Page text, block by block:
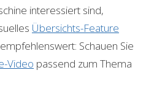
interessiert sind,
Übersichts-Feature
Schauen Sie
Video passend zum Thema